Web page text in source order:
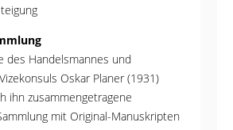
des Handelsmannes und
Oskar Planer (1931)
ihn zusammengetragene
mit Original-Manuskripten